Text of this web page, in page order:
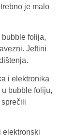
je malo
bubble folija,
Jeftini
i elektronika
bubble foliju,
elektronski